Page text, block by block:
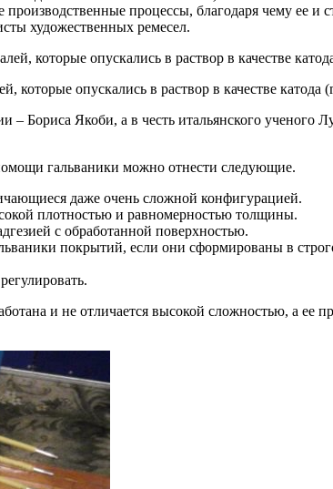
процессы, благодаря чему ее и
художественных ремесел.
которые опускались в раствор в качестве катода
– Бориса Якоби, а в честь итальянского
гальваники можно отнести следующие.
даже очень сложной конфигурацией.
плотностью и равномерностью толщины.
с обработанной поверхностью.
покрытий, если они сформированы в
и не отличается высокой сложностью, а ее